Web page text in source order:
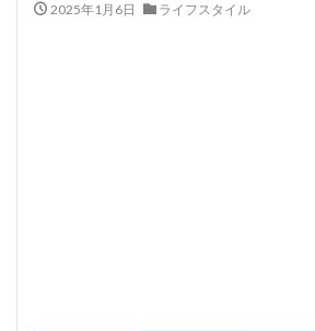
2025年1月6日 ライフスタイル